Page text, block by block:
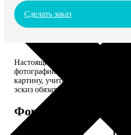
Сделать заказ
Настоящий шедевр, сделанный
фотографии. Профессиональный
картину, учитывая ваши
эскиз обязательно согласуем с
Форматы и цены